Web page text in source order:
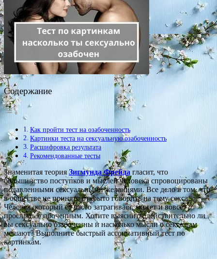
Содержание
Как пройти тест на озабоченность
Картинки теста на сексуальную озабоченность
Расшифровка результата
Рекомендованные тесты
Знаменитая теория Зигмунда Фрейда гласит, что
большинство поступков и мыслей человека спровоцированы
подавленными сексуальными желаниями. Все дело в том, что
в обществе не принято открыто говорить на тему секса.
Человек, который ее часто затрагивает, может и вовсе
прослыть озабоченным. Хотите выяснить, действительно ли
вы сексуально озабоченны и насколько мысли о сексе вам
мешают? Выполните быстрый ассоциативный тест по
картинкам.